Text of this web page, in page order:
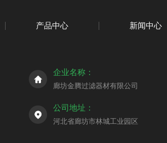
产品中心 新闻中心
企业名称：
廊坊金腾过滤器材有限公司
公司地址：
河北省廊坊市林城工业园区